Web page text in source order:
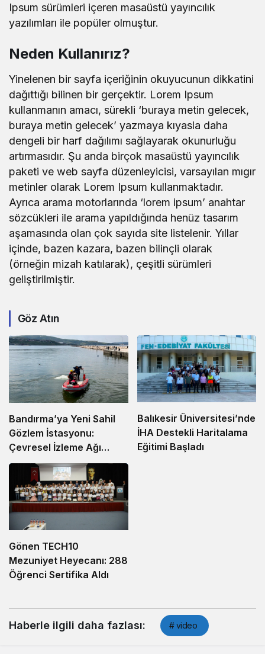
Ipsum sürümleri içeren masaüstü yayıncılık
yazılımları ile popüler olmuştur.
Neden Kullanırız?
Yinelenen bir sayfa içeriğinin okuyucunun dikkatini
dağıttığı bilinen bir gerçektir. Lorem Ipsum
kullanmanın amacı, sürekli ‘buraya metin gelecek,
buraya metin gelecek’ yazmaya kıyasla daha
dengeli bir harf dağılımı sağlayarak okunurluğu
artırmasıdır. Şu anda birçok masaüstü yayıncılık
paketi ve web sayfa düzenleyicisi, varsayılan mıgır
metinler olarak Lorem Ipsum kullanmaktadır.
Ayrıca arama motorlarında ‘lorem ipsum’ anahtar
sözcükleri ile arama yapıldığında henüz tasarım
aşamasında olan çok sayıda site listelenir. Yıllar
içinde, bazen kazara, bazen bilinçli olarak
(örneğin mizah katılarak), çeşitli sürümleri
geliştirilmiştir.
Göz Atın
Bandırma’ya Yeni Sahil
Gözlem İstasyonu:
Çevresel İzleme Ağı
Marmara’ya Uzandı
Balıkesir Üniversitesi’nde
İHA Destekli Haritalama
Eğitimi Başladı
Gönen TECH10
Mezuniyet Heyecanı: 288
Öğrenci Sertifika Aldı
Haberle ilgili daha fazlası: # video